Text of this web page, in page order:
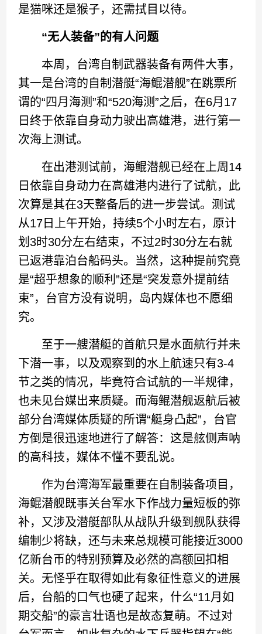
是猫咪还是猴子，还需拭目以待。
“无人装备”的有人问题
本周，台湾自制武器装备有两件大事，
其一是台湾的自制潜艇“海鲲潜舰”在跳票所
谓的“四月海测”和“520海测”之后，在6月17
日终于依靠自身动力驶出高雄港，进行第一
次海上测试。
在出港测试前，海鲲潜舰已经在上周14
日依靠自身动力在高雄港内进行了试航，此
次算是其在3天整备后的进一步尝试。测试
从17日上午开始，持续5个小时左右，原计
划3时30分左右结束，不过2时30分左右就
已返港靠泊台船码头。当然，这种提前究竟
是“超乎想象的顺利”还是“突发意外提前结
束”，台官方没有说明，岛内媒体也不愿细
究。
至于一艘潜艇的首航只是水面航行并未
下潜一事，以及观察到的水上航速只有3-4
节之类的情况，毕竟符合试航的一半规律，
也未见台媒出来质疑。而海鲲潜舰返航后被
部分台湾媒体质疑的所谓“艇身凸起”，台官
方倒是很迅速地进行了解答：这是舷侧声呐
的高科技，媒体不懂不要乱说。
作为台湾海军最重要在自制装备项目，
海鲲潜舰既事关台军水下作战力量短板的弥
补，又涉及潜艇部队从战队升级到舰队获得
编制少将缺，还与未来总规模可能接近3000
亿新台币的特别预算及必然的高额回扣相
关。无怪乎在取得如此有象征性意义的进展
后，台船的口气也硬了起来，什么“11月如
期交船”的豪言壮语也是故态复萌。不过对